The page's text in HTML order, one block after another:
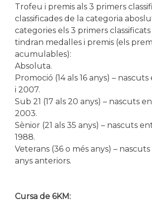
Trofeu i premis als 3 primers
classificades de la categoria
categories els 3 primers classificats
tindran medalles i premis (els
acumulables):
Absoluta.
Promoció (14 als 16 anys) –
i 2007.
Sub 21 (17 als 20 anys) – nascuts
2003.
Sènior (21 als 35 anys) – nascuts
1988.
Veterans (36 o més anys) –
anys anteriors.
Cursa de 6KM: